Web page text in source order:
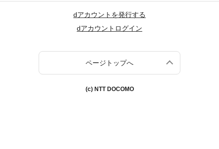
dアカウントを発行する
dアカウントログイン
ページトップへ
(c) NTT DOCOMO